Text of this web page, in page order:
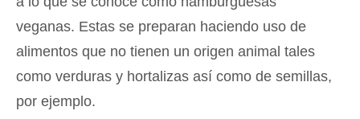
veganas. Estas se preparan haciendo uso de
alimentos que no tienen un origen animal tales
como verduras y hortalizas así como de semillas,
por ejemplo.